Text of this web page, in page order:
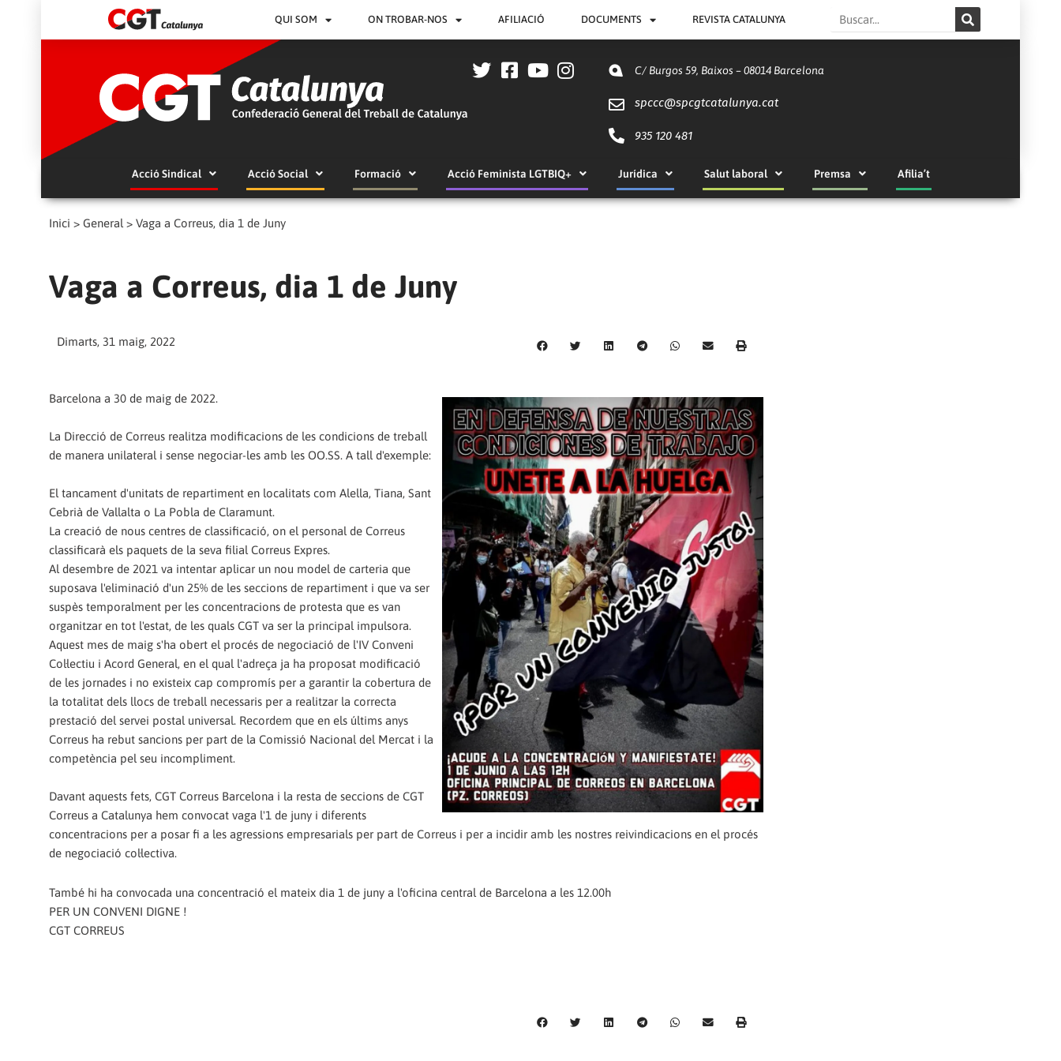
QUI SOM ON TROBAR-NOS AFILIACIÓ DOCUMENTS REVISTA CATALUNYA Search
C/ Burgos 59, Baixos – 08014 Barcelona
spccc@spcgtcatalunya.cat
935 120 481
Acció Sindical Acció Social Formació Acció Feminista LGTBIQ+ Jurídica Salut laboral Premsa Afilia’t
Inici > General > Vaga a Correus, dia 1 de Juny
Vaga a Correus, dia 1 de Juny
Dimarts, 31 maig, 2022
Barcelona a 30 de maig de 2022.
La Direcció de Correus realitza modificacions de les condicions de treball
de manera unilateral i sense negociar-les amb les OO.SS. A tall d'exemple:
El tancament d'unitats de repartiment en localitats com Alella, Tiana, Sant
Cebrià de Vallalta o La Pobla de Claramunt.
La creació de nous centres de classificació, on el personal de Correus
classificarà els paquets de la seva filial Correus Expres.
Al desembre de 2021 va intentar aplicar un nou model de carteria que
suposava l'eliminació d'un 25% de les seccions de repartiment i que va ser
suspès temporalment per les concentracions de protesta que es van
organitzar en tot l'estat, de les quals CGT va ser la principal impulsora.
Aquest mes de maig s'ha obert el procés de negociació de l'IV Conveni
Col·lectiu i Acord General, en el qual l'adreça ja ha proposat modificació
de les jornades i no existeix cap compromís per a garantir la cobertura de
la totalitat dels llocs de treball necessaris per a realitzar la correcta
prestació del servei postal universal. Recordem que en els últims anys
Correus ha rebut sancions per part de la Comissió Nacional del Mercat i la
competència pel seu incompliment.
Davant aquests fets, CGT Correus Barcelona i la resta de seccions de CGT
Correus a Catalunya hem convocat vaga l'1 de juny i diferents
concentracions per a posar fi a les agressions empresarials per part de Correus i per a incidir amb les nostres reivindicacions en el procés
de negociació col·lectiva.
També hi ha convocada una concentració el mateix dia 1 de juny a l'oficina central de Barcelona a les 12.00h
PER UN CONVENI DIGNE !
CGT CORREUS